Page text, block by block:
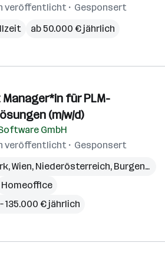
veröffentlicht
Gesponsert
ab 50.000 € jährlich
für PLM-
(m/w/d)
GmbH
veröffentlicht
Gesponsert
,Wien, Niederösterreich, Burgenland
Homeoffice
135.000 € jährlich